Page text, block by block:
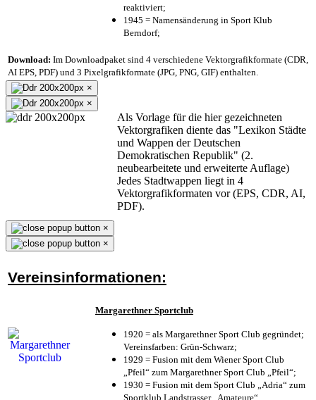
reaktiviert;
1945 = Namensänderung in Sport Klub
Berndorf;
Download: Im Downloadpaket sind 4 verschiedene Vektorgrafikformate (CDR,
AI EPS, PDF) und 3 Pixelgrafikformate (JPG, PNG, GIF) enthalten.
×
×
Als Vorlage für die hier gezeichneten
Vektorgrafiken diente das "Lexikon Städte
und Wappen der Deutschen
Demokratischen Republik" (2.
neubearbeitete und erweiterte Auflage)
Jedes Stadtwappen liegt in 4
Vektorgrafikformaten vor (EPS, CDR, AI,
PDF).
×
×
Vereinsinformationen:
Margarethner Sportclub
1920 = als Margarethner Sport Club gegründet;
Vereinsfarben: Grün-Schwarz;
1929 = Fusion mit dem Wiener Sport Club
„Pfeil“ zum Margarethner Sport Club „Pfeil“;
1930 = Fusion mit dem Sport Club „Adria“ zum
Sportklub Landstrasser „Amateure“